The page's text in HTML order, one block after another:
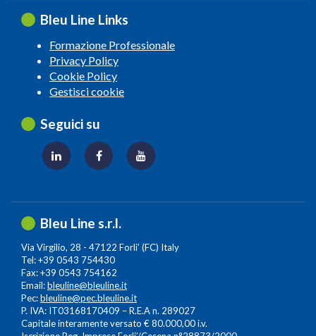
Bleu Line Links
Formazione Professionale
Privacy Policy
Cookie Policy
Gestisci cookie
Seguici su
Bleu Line s.r.l.
Via Virgilio, 28 - 47122 Forli’ (FC) Italy
Tel: +39 0543 754430
Fax: +39 0543 754162
Email:bleuline@bleuline.it
Pec:bleuline@pec.bleuline.it
P. IVA: IT03168170409 – R.E.A n. 289027
Capitale interamente versato € 80.000,00 i.v.